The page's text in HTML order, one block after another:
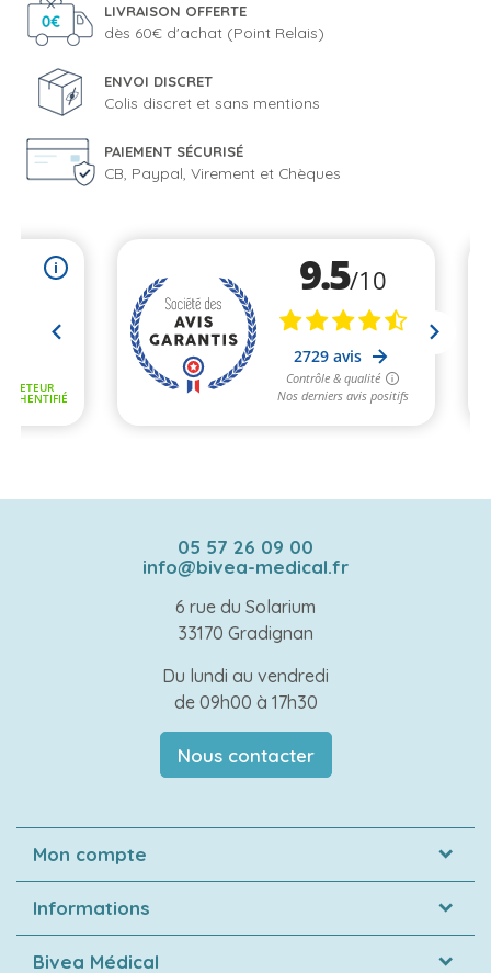
LIVRAISON OFFERTE
dès 60€ d'achat (Point Relais)
ENVOI DISCRET
Colis discret et sans mentions
PAIEMENT SÉCURISÉ
CB, Paypal, Virement et Chèques
05 57 26 09 00
info@bivea-medical.fr
6 rue du Solarium
33170 Gradignan
Du lundi au vendredi
de 09h00 à 17h30
Nous contacter
Mon compte
Informations
Bivea Médical